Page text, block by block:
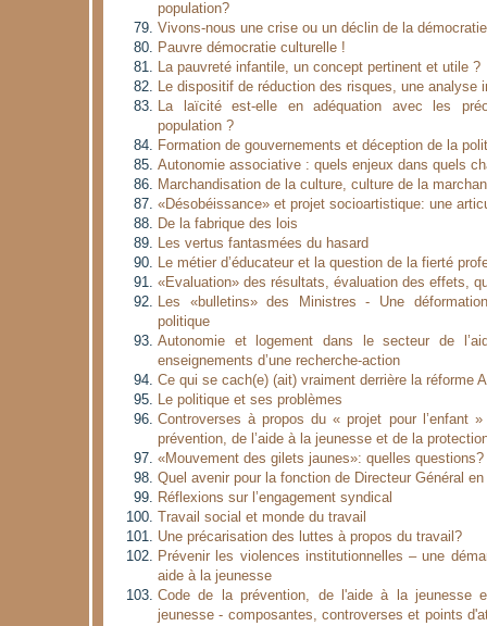
population?
Vivons-nous une crise ou un déclin de la
Pauvre démocratie culturelle !
La pauvreté infantile, un concept pertinent et utile ?
Le dispositif de réduction des risques, une analyse
La laïcité est-elle en adéquation avec les
population ?
Formation de gouvernements et déception de la
Autonomie associative : quels enjeux dans quels
Marchandisation de la culture, culture de la
«Désobéissance» et projet socioartistique: une
De la fabrique des lois
Les vertus fantasmées du hasard
Le métier d’éducateur et la question de la fierté
«Evaluation» des résultats, évaluation des effets,
Les «bulletins» des Ministres - Une
politique
Autonomie et logement dans le secteur de
enseignements d’une recherche-action
Ce qui se cach(e) (ait) vraiment derrière la réforme
Le politique et ses problèmes
Controverses à propos du « projet pour l’enfant
prévention, de l’aide à la jeunesse et de la
«Mouvement des gilets jaunes»: quelles questions?
Quel avenir pour la fonction de Directeur Général en
Réflexions sur l’engagement syndical
Travail social et monde du travail
Une précarisation des luttes à propos du travail?
Prévenir les violences institutionnelles – une
aide à la jeunesse
Code de la prévention, de l'aide à la jeunesse
jeunesse - composantes, controverses et points